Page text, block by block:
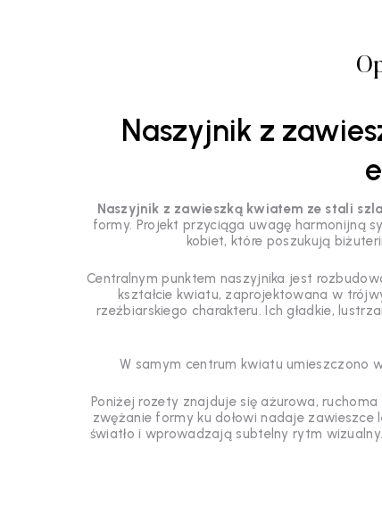
Naszyjnik z
Naszyjnik z zawieszką kwiatem ze stali
formy. Projekt przyciąga uwagę harmonijną
kobiet, które poszukują
Centralnym punktem naszyjnika jest
kształcie kwiatu, zaprojektowana w
rzeźbiarskiego charakteru. Ich gładkie,
W samym centrum kwiatu umieszczono
Poniżej rozety znajduje się ażurowa,
zwężanie formy ku dołowi nadaje zawieszce
światło i wprowadzają subtelny rytm